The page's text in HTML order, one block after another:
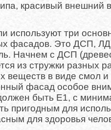
красивый внешний
используют три
фасадов. Это ДСП,
Начнем с ДСП
из стружки разных
веществ в виде смол
фасад особое
быть Е1, с
пригодным для
для здоровья